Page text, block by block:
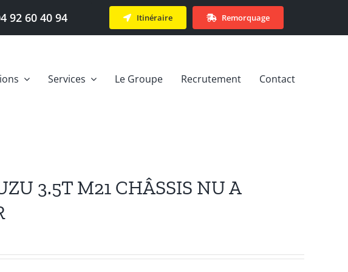
92 60 40 94 Itinéraire Remorquage
Services Le Groupe Recrutement Contact
3.5T M21 CHÂSSIS NU A